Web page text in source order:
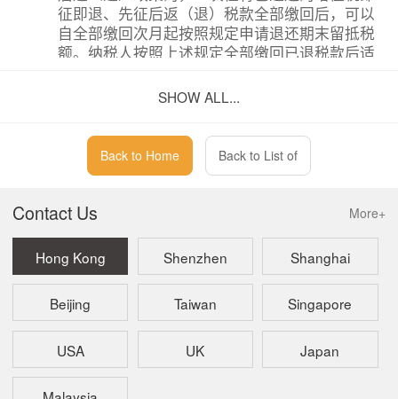
征即退、先征后返（退）税款全部缴回后，可以
自全部缴回次月起按照规定申请退还期末留抵税
额。纳税人按照上述规定全部缴回已退税款后适
的，自全部缴回次月起36个月内不得变更。
纳税人申请缴回已退还的全部留抵退税款的，需
要向税务机关提交什么资料？缴回留抵退税款适
用即征即退、先征后返（退）政策的，缴回的留
答： 纳税人按照7号公告第九条规定，需要申请缴回已
退还的全部留抵退税款的，可以通过电子税务局
或办税服务厅提交《缴回留抵退税申请表》。税
务机关应当自受理之日起5个工作日内，依申请向
纳税人出具留抵退税款缴回的《税务事项通知
书》。纳税人在缴回已退还的全部留抵退税款
后，办理增值税纳税申报时，将缴回的全部退税
款按照规定填写在增值税及附加税费申报表相关
栏次，并可以继续按照规定抵扣进项税额。
SHOW ALL...
Back to Home Back to List of
More+
Contact Us
Hong Kong Shenzhen Shanghai
Beijing Taiwan Singapore
USA UK Japan